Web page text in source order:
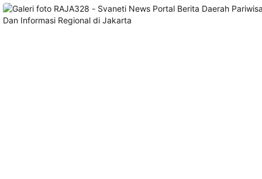
memesan,
semua